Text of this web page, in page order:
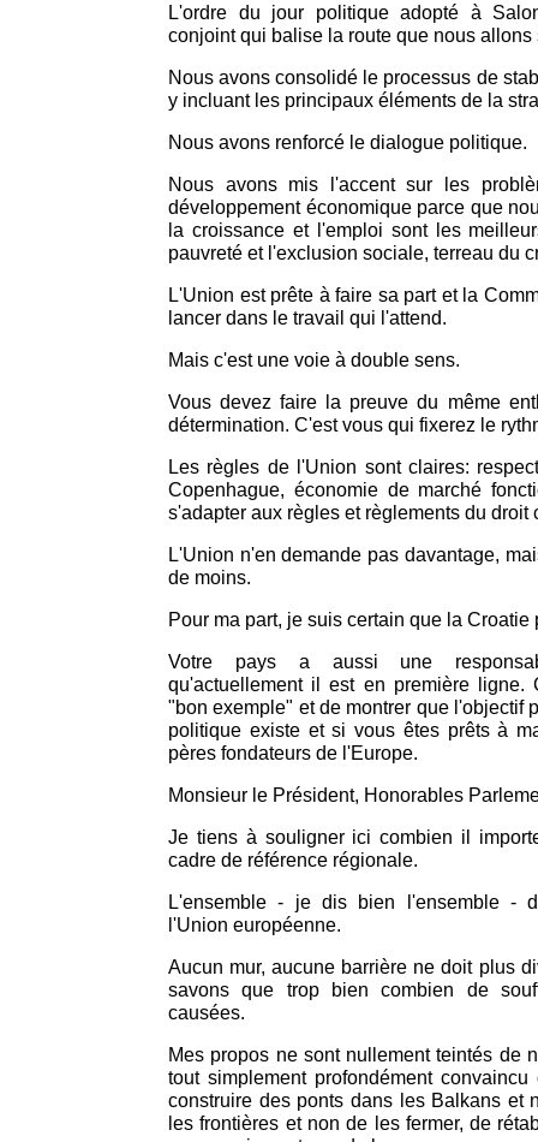
L'ordre du jour politique adopté à
conjoint qui balise la route que nous
Nous avons consolidé le processus de
y incluant les principaux éléments de la
Nous avons renforcé le dialogue politique.
Nous avons mis l'accent sur les
développement économique parce que
la croissance et l'emploi sont les
pauvreté et l'exclusion sociale, terreau du
L'Union est prête à faire sa part et la
lancer dans le travail qui l'attend.
Mais c'est une voie à double sens.
Vous devez faire la preuve du même
détermination. C'est vous qui fixerez le
Les règles de l'Union sont claires:
Copenhague, économie de marché
s'adapter aux règles et règlements du droit
L'Union n'en demande pas davantage,
de moins.
Pour ma part, je suis certain que la Croatie
Votre pays a aussi une
qu'actuellement il est en première
"bon exemple" et de montrer que l'objectif
politique existe et si vous êtes prêts à
pères fondateurs de l'Europe.
Monsieur le Président, Honorables
Je tiens à souligner ici combien il
cadre de référence régionale.
L'ensemble - je dis bien l'ensemble -
l'Union européenne.
Aucun mur, aucune barrière ne doit plus
savons que trop bien combien de
causées.
Mes propos ne sont nullement teintés de
tout simplement profondément
construire des ponts dans les Balkans et
les frontières et non de les fermer, de